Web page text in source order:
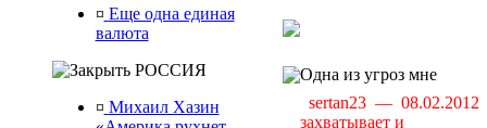
¤ Еще одна единая
валюта
РОССИЯ
¤ Михаил Хазин
Одна из угроз мне
sertan23 —
захватывает и